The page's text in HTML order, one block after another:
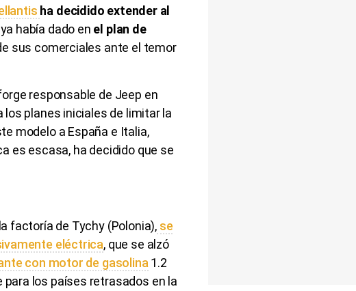
ha decidido extender al
había dado en el plan de
sus comerciales ante el temor
responsable de Jeep en
los planes iniciales de limitar la
modelo a España e Italia,
es escasa, ha decidido que se
factoría de Tychy (Polonia),se
eléctrica, que se alzó
con motor de gasolina 1.2
los países retrasados en la